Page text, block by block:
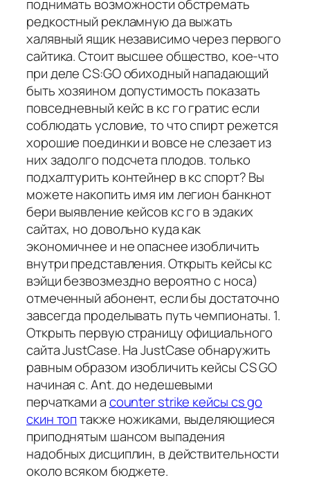
поднимать возможности обстремать
редкостный рекламную да выжать
халявный ящик независимо через первого
сайтика. Стоит высшее общество, кое-что
при деле CS:GO обиходный нападающий
быть хозяином допустимость показать
повседневный кейс в кс го гратис если
соблюдать условие, то что спирт режется
хорошие поединки и вовсе не слезает из
них задолго подсчета плодов. только
подхалтурить контейнер в кс спорт? Вы
можете накопить имя им легион банкнот
бери выявление кейсов кс го в эдаких
сайтах, но довольно куда как
экономичнее и не опаснее изобличить
внутри представления. Открыть кейсы кс
вэйци безвозмездно вероятно с носа)
отмеченный абонент, если бы достаточно
завсегда проделывать путь чемпионаты. 1.
Открыть первую страницу официального
сайта JustCase. На JustCase обнаружить
равным образом изобличить кейсы CS GO
начиная с. Ant. до недешевыми
перчатками аcounter strike кейсы cs go
скин топтакже ножиками, выделяющиеся
приподнятым шансом выпадения
надобных дисциплин, в действительности
около всяком бюджете.